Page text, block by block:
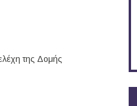
της Δομής